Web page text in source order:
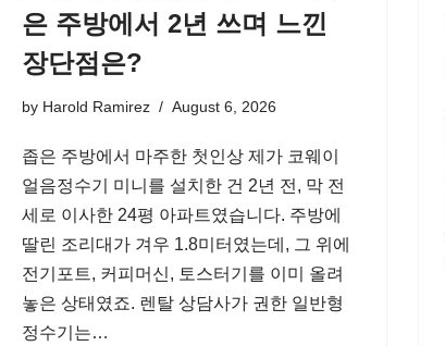
은 주방에서 2년 쓰며 느낀
장단점은?
by Harold Ramirez August 6, 2026
좁은 주방에서 마주한 첫인상 제가 코웨이
얼음정수기 미니를 설치한 건 2년 전, 막 전
세로 이사한 24평 아파트였습니다. 주방에
딸린 조리대가 겨우 1.8미터였는데, 그 위에
전기포트, 커피머신, 토스터기를 이미 올려
놓은 상태였죠. 렌탈 상담사가 권한 일반형
정수기는…